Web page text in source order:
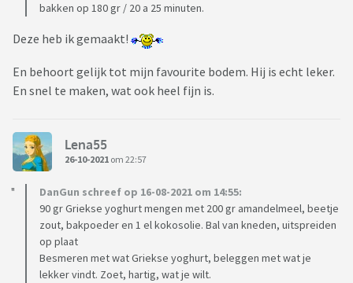
bakken op 180 gr / 20 a 25 minuten.
Deze heb ik gemaakt!
En behoort gelijk tot mijn favourite bodem. Hij is echt leker.
En snel te maken, wat ook heel fijn is.
Lena55
26-10-2021 om 22:57
DanGun schreef op 16-08-2021 om 14:55:
90 gr Griekse yoghurt mengen met 200 gr amandelmeel, beetje
zout, bakpoeder en 1 el kokosolie. Bal van kneden, uitspreiden
op plaat
Besmeren met wat Griekse yoghurt, beleggen met wat je
lekker vindt. Zoet, hartig, wat je wilt.